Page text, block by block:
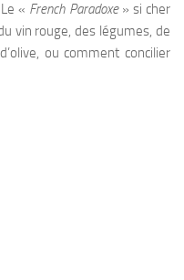
Le « French Paradoxe» si cher
vin rouge, des légumes, de
ou comment concilier